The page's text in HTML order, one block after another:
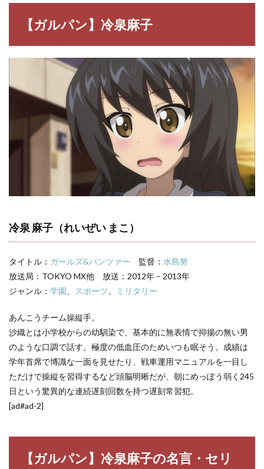
冷泉
麻子
1.1
冷泉
麻子
（れ
いぜ
い ま
こ）
2
【ガ
ルパ
の名
フ集
ガー
&パ
ンツ
キャ
ラ一
覧
【ガルパン】冷泉麻子
冷泉 麻子（れいぜい まこ）
タイトル： ガールズ&パンツァー 監督： 水島努
放送局：TOKYO MX他 放送：2012年 – 2013年
ジャンル： 学園 スポーツ ミリタリー
あんこうチーム操縦手。
沙織とは小学校からの幼馴染で、基本的に無表情で抑揚の無い男
のような口調で話す。極度の低血圧のためいつも眠そう。成績は
学年首席で博識な一面を見せたり、戦車運用マニュアルを一目し
ただけで操縦を習得するなど頭脳明晰だが、朝にめっぽう弱く245
日という驚異的な連続遅刻回数を持つ遅刻常習犯。
[ad#ad-2]
【ガルパン】冷泉麻子の名言・セリ